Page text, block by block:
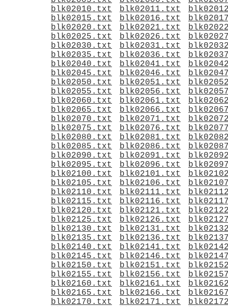
blk02010.txt
blk02011.txt
blk02015.txt
blk02016.txt
blk02020.txt
blk02021.txt
blk02025.txt
blk02026.txt
blk02030.txt
blk02031.txt
blk02035.txt
blk02036.txt
blk02040.txt
blk02041.txt
blk02045.txt
blk02046.txt
blk02050.txt
blk02051.txt
blk02055.txt
blk02056.txt
blk02060.txt
blk02061.txt
blk02065.txt
blk02066.txt
blk02070.txt
blk02071.txt
blk02075.txt
blk02076.txt
blk02080.txt
blk02081.txt
blk02085.txt
blk02086.txt
blk02090.txt
blk02091.txt
blk02095.txt
blk02096.txt
blk02100.txt
blk02101.txt
blk02105.txt
blk02106.txt
blk02110.txt
blk02111.txt
blk02115.txt
blk02116.txt
blk02120.txt
blk02121.txt
blk02125.txt
blk02126.txt
blk02130.txt
blk02131.txt
blk02135.txt
blk02136.txt
blk02140.txt
blk02141.txt
blk02145.txt
blk02146.txt
blk02150.txt
blk02151.txt
blk02155.txt
blk02156.txt
blk02160.txt
blk02161.txt
blk02165.txt
blk02166.txt
blk02170.txt
blk02171.txt